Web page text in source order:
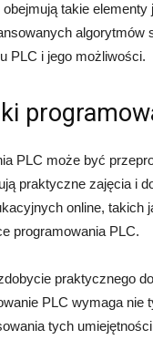
takie
algorytmów
PLC i jego możliwości.
PLC może być
praktyczne zajęcia i
online,
programowania PLC.
praktycznego
PLC wymaga nie
tych